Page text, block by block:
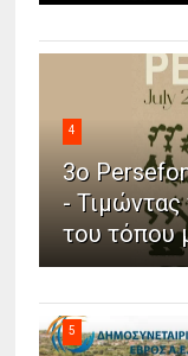
4
3ο
-
του τόπου
5